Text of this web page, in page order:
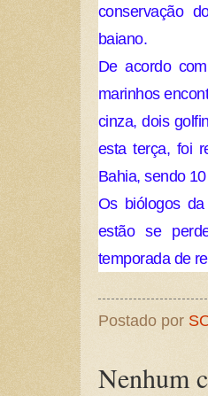
conservação
baiano.
De acordo
marinhos
cinza, dois
esta terça, foi
Bahia, sendo
Os biólogos
estão se
temporada de
Postado por
Nenhum